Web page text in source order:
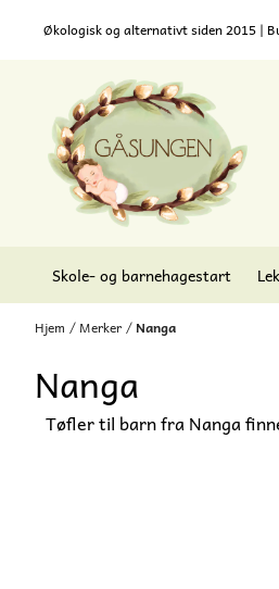
Hopp til innhold
Økologisk og alternativt siden 2015 |
Skole- og barnehagestart
Hjem / Merker / Nanga
Nanga
Tøfler til barn fra Nanga